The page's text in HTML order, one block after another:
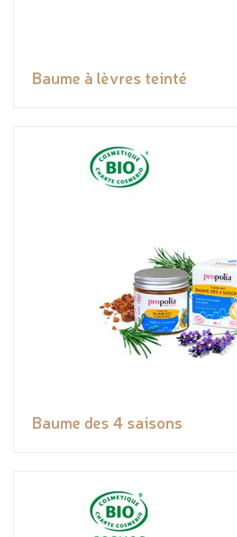
Baume à lèvres teinté
Baume des 4 saisons